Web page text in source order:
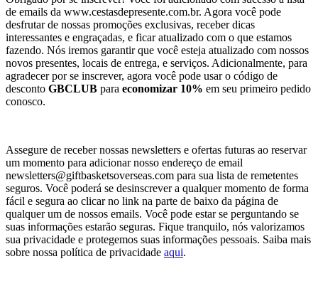
de emails da www.cestasdepresente.com.br. Agora você pode
desfrutar de nossas promoções exclusivas, receber dicas
interessantes e engraçadas, e ficar atualizado com o que estamos
fazendo. Nós iremos garantir que você esteja atualizado com nossos
novos presentes, locais de entrega, e serviços. Adicionalmente, para
agradecer por se inscrever, agora você pode usar o código de
desconto GBCLUB para economizar 10% em seu primeiro pedido
conosco.
Assegure de receber nossas newsletters e ofertas futuras ao reservar
um momento para adicionar nosso endereço de email
newsletters@giftbasketsoverseas.com para sua lista de remetentes
seguros. Você poderá se desinscrever a qualquer momento de forma
fácil e segura ao clicar no link na parte de baixo da página de
qualquer um de nossos emails. Você pode estar se perguntando se
suas informações estarão seguras. Fique tranquilo, nós valorizamos
sua privacidade e protegemos suas informações pessoais. Saiba mais
sobre nossa política de privacidade aqui.